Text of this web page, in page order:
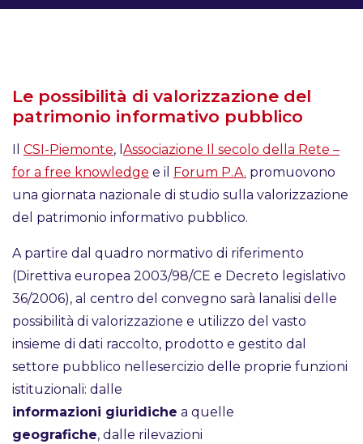
Le possibilità di valorizzazione del
patrimonio informativo pubblico
Il CSI-Piemonte, l Associazione Il secolo della Rete –
for a free knowledge e il Forum P.A. promuovono
una giornata nazionale di studio sulla valorizzazione
del patrimonio informativo pubblico.
A partire dal quadro normativo di riferimento
(Direttiva europea 2003/98/CE e Decreto legislativo
36/2006), al centro del convegno sarà lanalisi delle
possibilità di valorizzazione e utilizzo del vasto
insieme di dati raccolto, prodotto e gestito dal
settore pubblico nellesercizio delle proprie funzioni
istituzionali: dalle
informazioni giuridiche a quelle
geografiche, dalle rilevazioni